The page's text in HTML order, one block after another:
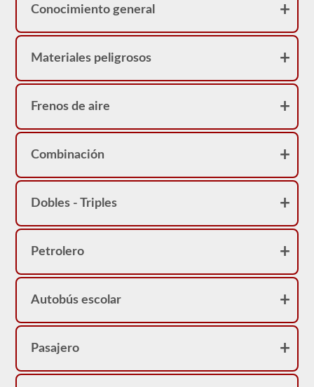
Conocimiento general
Materiales peligrosos
Frenos de aire
Combinación
Dobles - Triples
Petrolero
Autobús escolar
Pasajero